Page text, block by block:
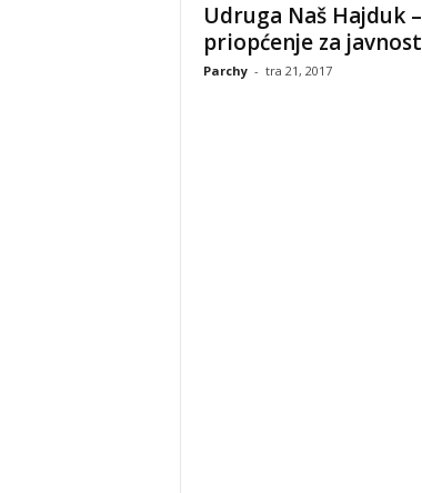
Udruga Naš Hajduk –
priopćenje za javnost
Parchy - tra 21, 2017